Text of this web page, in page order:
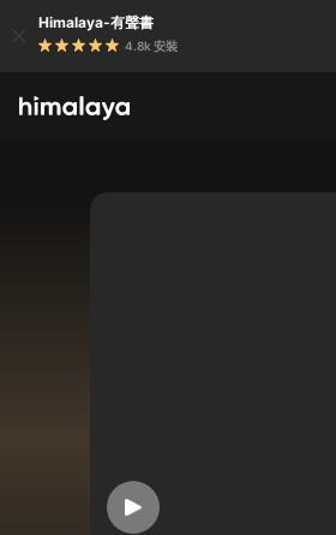
Himalaya-有聲書
4.8k 安裝